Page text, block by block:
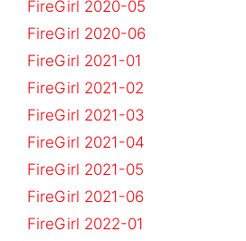
FireGirl 2020-05
FireGirl 2020-06
FireGirl 2021-01
FireGirl 2021-02
FireGirl 2021-03
FireGirl 2021-04
FireGirl 2021-05
FireGirl 2021-06
FireGirl 2022-01